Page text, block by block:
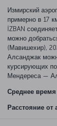
Измирский
примерно в 17
İZBAN
можно
(Мавишехир),
Алсанджак
курсирующих
Мендереса —
Среднее время
Расстояние от